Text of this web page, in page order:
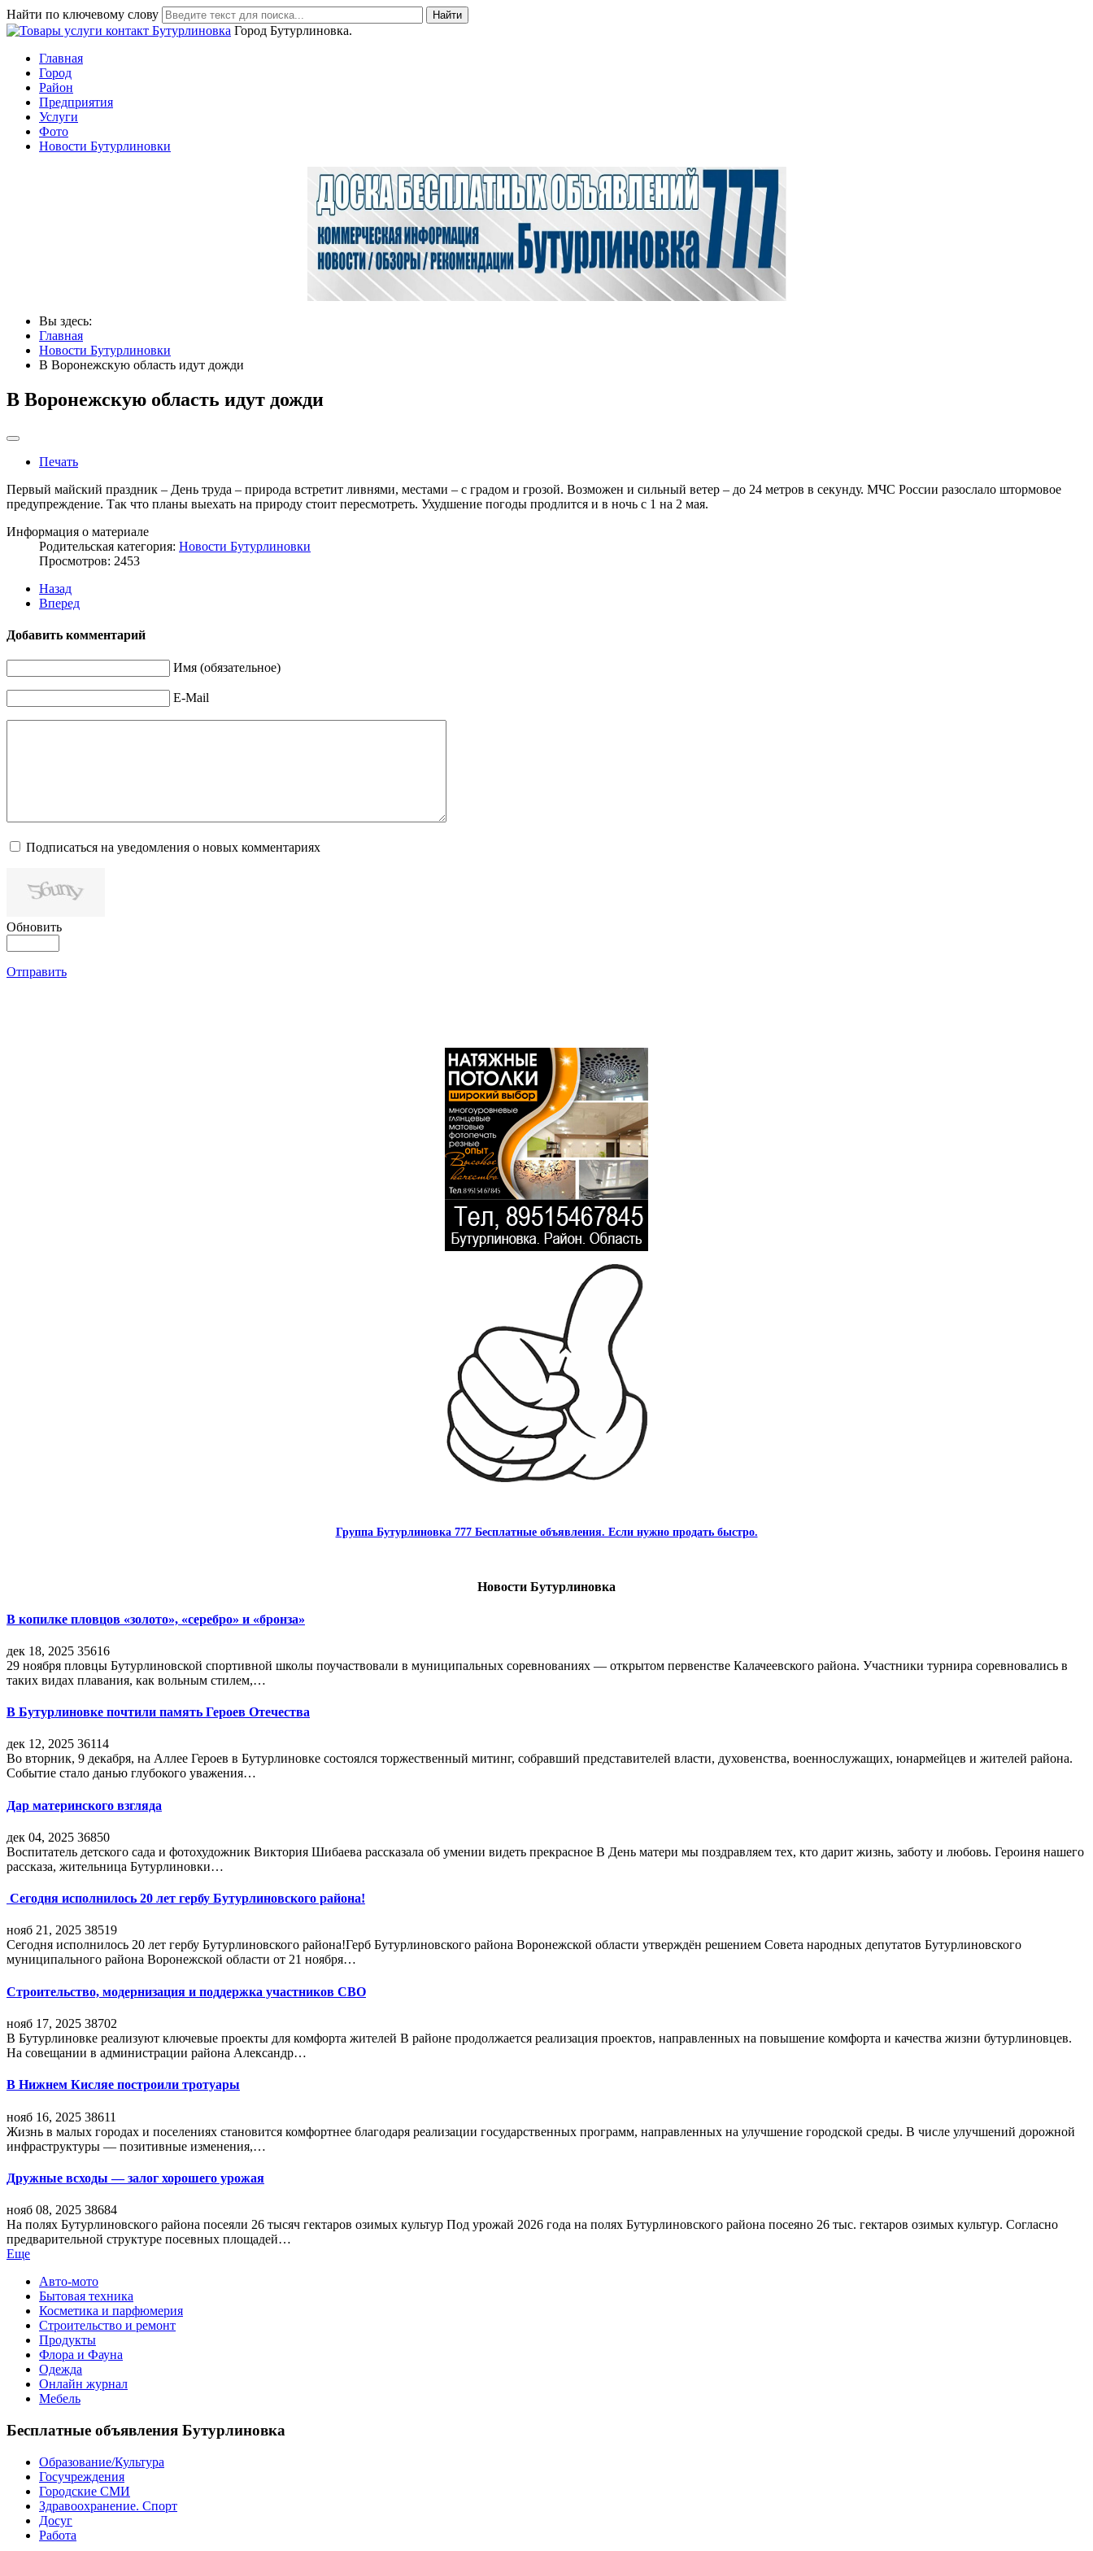
Найти по ключевому слову Найти
Город Бутурлиновка.
Главная
Город
Район
Предприятия
Услуги
Фото
Новости Бутурлиновки
Вы здесь:
Главная
Новости Бутурлиновки
В Воронежскую область идут дожди
В Воронежскую область идут дожди
Печать
Первый майский праздник – День труда – природа встретит ливнями, местами – с градом и грозой. Возможен и сильный ветер – до 24 метров в секунду. МЧС России разослало штормовое
предупреждение. Так что планы выехать на природу стоит пересмотреть. Ухудшение погоды продлится и в ночь с 1 на 2 мая.
Информация о материале
Родительская категория: Новости Бутурлиновки
Просмотров: 2453
Назад
Вперед
Добавить комментарий
Имя (обязательное)
E-Mail
Подписаться на уведомления о новых комментариях
Обновить
Отправить
Группа Бутурлиновка 777 Бесплатные объявления. Если нужно продать быстро.
Новости Бутурлиновка
В копилке пловцов «золото», «серебро» и «бронза»
дек 18, 2025 35616
29 ноября пловцы Бутурлиновской спортивной школы поучаствовали в муниципальных соревнованиях — открытом первенстве Калачеевского района. Участники турнира соревновались в
таких видах плавания, как вольным стилем,…
В Бутурлиновке почтили память Героев Отечества
дек 12, 2025 36114
Во вторник, 9 декабря, на Аллее Героев в Бутурлиновке состоялся торжественный митинг, собравший представителей власти, духовенства, военнослужащих, юнармейцев и жителей района.
Событие стало данью глубокого уважения…
Дар материнского взгляда
дек 04, 2025 36850
Воспитатель детского сада и фотохудожник Виктория Шибаева рассказала об умении видеть прекрасное В День матери мы поздравляем тех, кто дарит жизнь, заботу и любовь. Героиня нашего
рассказа, жительница Бутурлиновки…
Сегодня исполнилось 20 лет гербу Бутурлиновского района!
нояб 21, 2025 38519
Сегодня исполнилось 20 лет гербу Бутурлиновского района!Герб Бутурлиновского района Воронежской области утверждён решением Совета народных депутатов Бутурлиновского
муниципального района Воронежской области от 21 ноября…
Строительство, модернизация и поддержка участников СВО
нояб 17, 2025 38702
В Бутурлиновке реализуют ключевые проекты для комфорта жителей В районе продолжается реализация проектов, направленных на повышение комфорта и качества жизни бутурлиновцев.
На совещании в администрации района Александр…
В Нижнем Кисляе построили тротуары
нояб 16, 2025 38611
Жизнь в малых городах и поселениях становится комфортнее благодаря реализации государственных программ, направленных на улучшение городской среды. В числе улучшений дорожной
инфраструктуры — позитивные изменения,…
Дружные всходы — залог хорошего урожая
нояб 08, 2025 38684
На полях Бутурлиновского района посеяли 26 тысяч гектаров озимых культур Под урожай 2026 года на полях Бутурлиновского района посеяно 26 тыс. гектаров озимых культур. Согласно
предварительной структуре посевных площадей…
Еще
Авто-мото
Бытовая техника
Косметика и парфюмерия
Строительство и ремонт
Продукты
Флора и Фауна
Одежда
Онлайн журнал
Мебель
Бесплатные объявления Бутурлиновка
Образование/Культура
Госучреждения
Городские СМИ
Здравоохранение. Спорт
Досуг
Работа